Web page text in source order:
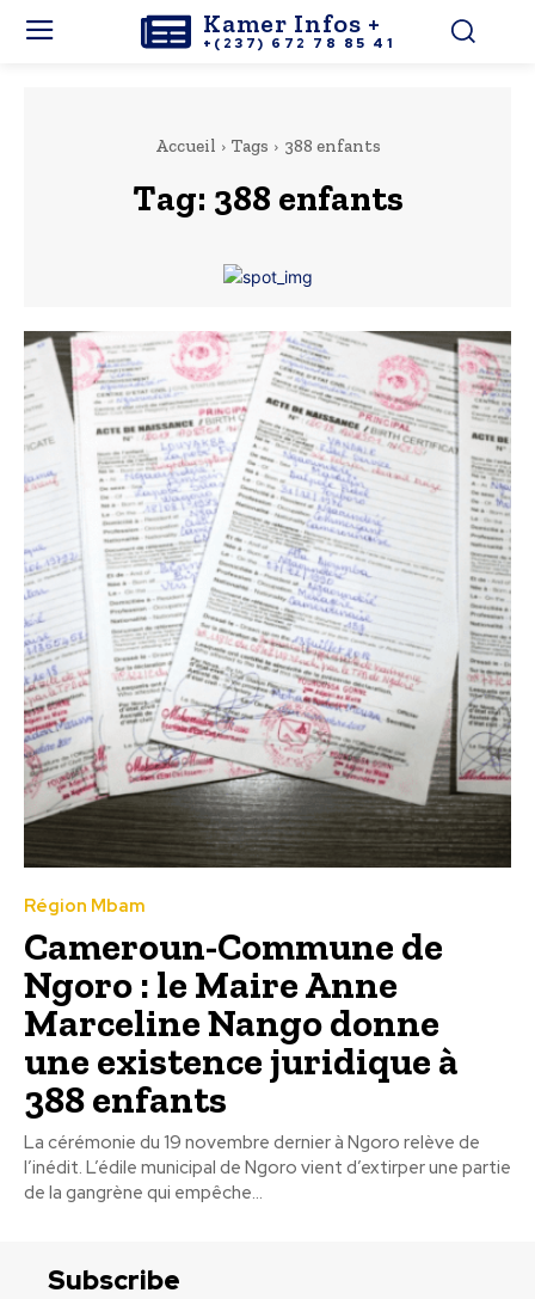
Kamer Infos +
+(237) 672 78 85 41
Accueil Tags 388 enfants
Tag: 388 enfants
Région Mbam
Cameroun-Commune de
Ngoro : le Maire Anne
Marceline Nango donne
une existence juridique à
388 enfants
La cérémonie du 19 novembre dernier à Ngoro relève de
l’inédit. L’édile municipal de Ngoro vient d’extirper une partie
de la gangrène qui empêche...
Subscribe